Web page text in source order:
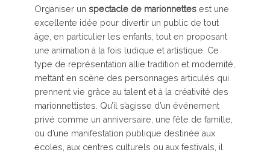
Organiser un spectacle de marionnettesest une
excellente idée pour divertir un public de tout
âge, en particulier les enfants, tout en proposant
une animation à la fois ludique et artistique. Ce
type de représentation allie tradition et modernité,
mettant en scène des personnages articulés qui
prennent vie grâce au talent et à la créativité des
marionnettistes. Qu’il s’agisse d’un événement
privé comme un anniversaire, une fête de famille,
ou d’une manifestation publique destinée aux
écoles, aux centres culturels ou aux festivals, il